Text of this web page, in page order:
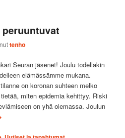
tenho
Seuran jäsenet! Joulu todellakin
elämässämme mukana.
on koronan suhteen melko
miten epidemia kehittyy. Riski
on yhä olemassa. Joulun